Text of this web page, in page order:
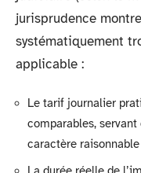
jurisprudence
systématiquement
applicable :
Le tarif journalier
comparables,
caractère